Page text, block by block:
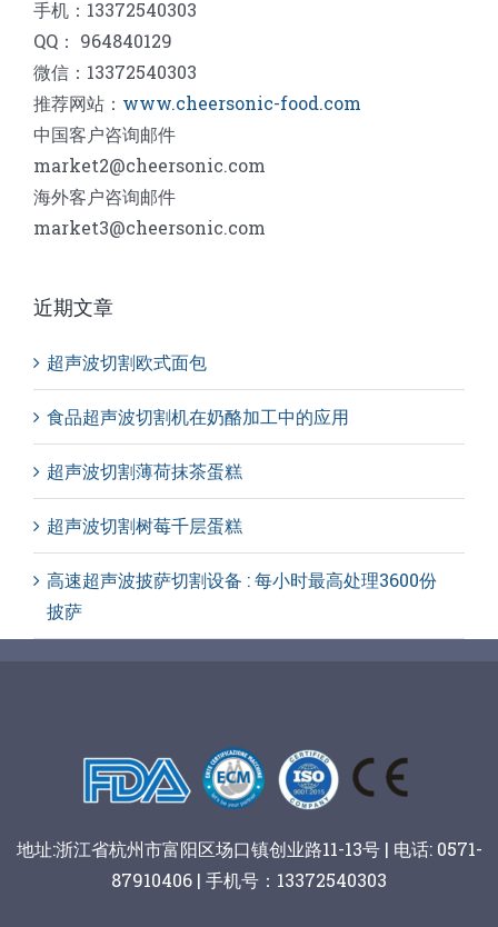
手机：13372540303
QQ： 964840129
微信：13372540303
推荐网站： www.cheersonic-food.com
中国客户咨询邮件
market2@cheersonic.com
海外客户咨询邮件
market3@cheersonic.com
近期文章
超声波切割欧式面包
食品超声波切割机在奶酪加工中的应用
超声波切割薄荷抹茶蛋糕
超声波切割树莓千层蛋糕
高速超声波披萨切割设备 : 每小时最高处理3600份
披萨
地址:浙江省杭州市富阳区场口镇创业路11-13号 | 电话: 0571-
87910406 | 手机号：13372540303